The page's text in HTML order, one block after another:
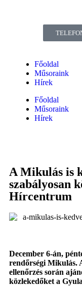
Főoldal
Műsoraink
Hírek
Főoldal
Műsoraink
Hírek
A Mikulás is
szabályosan
Hírcentrum
December 6-án,
rendőrségi Mikulás.
ellenőrzés során
közlekedőket a